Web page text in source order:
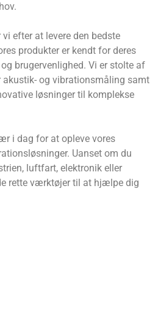
efter at levere den bedste
produkter er kendt for deres
brugervenlighed. Vi er stolte af
akustik- og vibrationsmåling samt
løsninger til komplekse
i dag for at opleve vores
Uanset om du
luftfart, elektronik eller
rette værktøjer til at hjælpe dig